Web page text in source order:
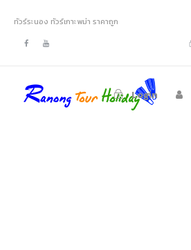
ทัวร์ระนอง ทัวร์เกาะพม่า ราคาถูก
Login